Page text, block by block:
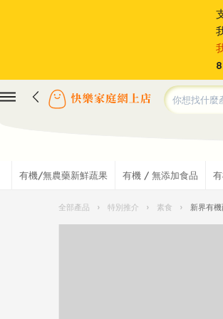
有機/無農藥新鮮蔬果 有機 / 無添加食品
全部產品 › 特別推介 › 素食 › 新界有